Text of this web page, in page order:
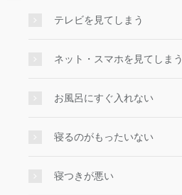
テレビを見てしまう
ネット・スマホを見てしまう
お風呂にすぐ入れない
寝るのがもったいない
寝つきが悪い